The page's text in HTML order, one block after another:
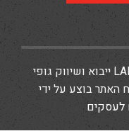
© 2026 כל הזכויות שמורות ל-LAMP ייבוא ושיווק גופי
האתר בוצע על ידי
לעסקים